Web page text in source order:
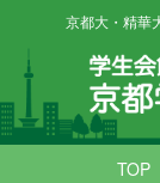
京都大・精華
TOP